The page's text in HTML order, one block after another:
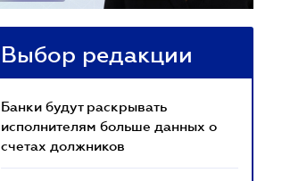
Выбор редакции
Банки будут раскрывать
исполнителям больше данных о
счетах должников